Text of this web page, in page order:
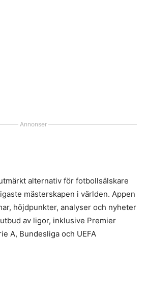
Annonser
alternativ för fotbollsälskare
mästerskapen i världen. Appen
höjdpunkter, analyser och nyheter
av ligor, inklusive Premier
A, Bundesliga och UEFA